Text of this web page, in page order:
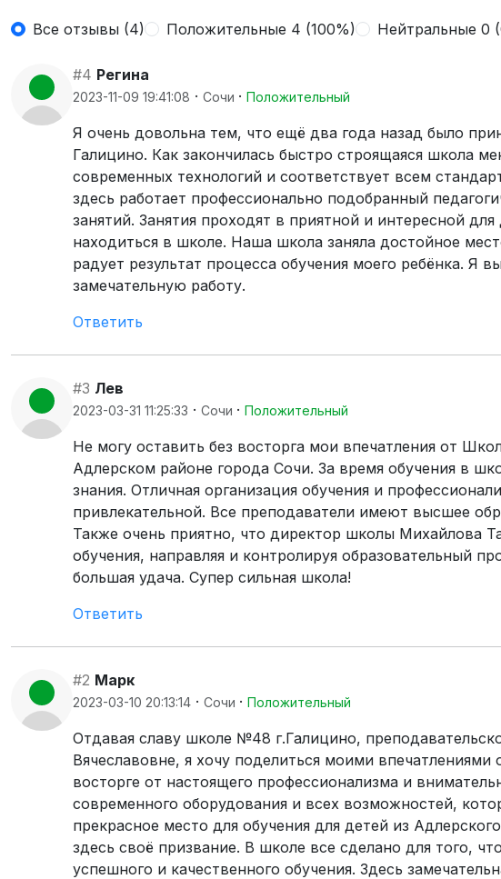
Все отзывы (4) Положительные 4 (100%) Нейтральные 0
#4 Регина
2023-11-09 19:41:08 · Сочи · Положительный
Я очень довольна тем, что ещё два года назад было
Галицино. Как закончилась быстро строящаяся школа
современных технологий и соответствует всем
здесь работает профессионально подобранный
занятий. Занятия проходят в приятной и интересной
находиться в школе. Наша школа заняла достойное
радует результат процесса обучения моего ребёнка. Я
замечательную работу.
Ответить
#3 Лев
2023-03-31 11:25:33 · Сочи · Положительный
Не могу оставить без восторга мои впечатления от
Адлерском районе города Сочи. За время обучения в
знания. Отличная организация обучения и
привлекательной. Все преподаватели имеют высшее
Также очень приятно, что директор школы Михайлова
обучения, направляя и контролируя образовательный
большая удача. Супер сильная школа!
Ответить
#2 Марк
2023-03-10 20:13:14 · Сочи · Положительный
Отдавая славу школе №48 г.Галицино,
Вячеславовне, я хочу поделиться моими
восторге от настоящего профессионализма и
современного оборудования и всех возможностей,
прекрасное место для обучения для детей из
здесь своё призвание. В школе все сделано для того,
успешного и качественного обучения. Здесь